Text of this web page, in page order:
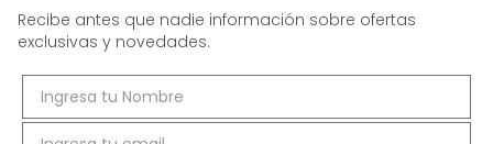
Recibe antes que nadie información sobre ofertas
exclusivas y novedades.